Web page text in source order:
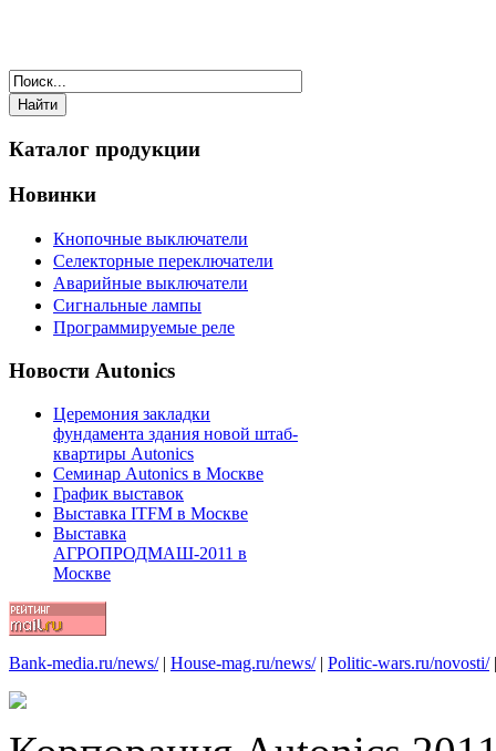
Каталог продукции
Новинки
Кнопочные выключатели
Селекторные переключатели
Аварийные выключатели
Сигнальные лампы
Программируемые реле
Новости Autonics
Церемония закладки
фундамента здания новой штаб-
квартиры Autonics
Семинар Autonics в Москве
График выставок
Выставка ITFM в Москве
Выставка
АГРОПРОДМАШ-2011 в
Москве
Bank-media.ru/news/| House-mag.ru/news/| Politic-wars.ru/novosti/